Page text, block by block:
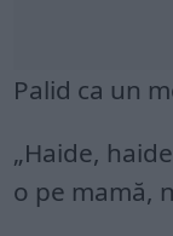
Palid ca un
„Haide,
o pe mamă,